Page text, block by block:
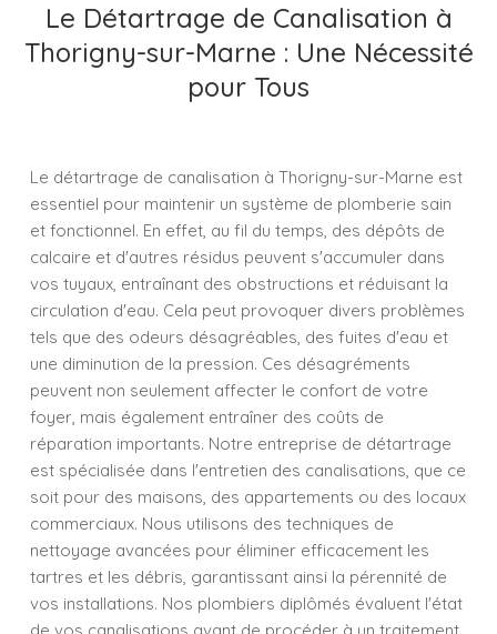
Le Détartrage de Canalisation à
Thorigny-sur-Marne : Une Nécessité
pour Tous
Le détartrage de canalisation à Thorigny-sur-Marne est
essentiel pour maintenir un système de plomberie sain
et fonctionnel. En effet, au fil du temps, des dépôts de
calcaire et d'autres résidus peuvent s'accumuler dans
vos tuyaux, entraînant des obstructions et réduisant la
circulation d'eau. Cela peut provoquer divers problèmes
tels que des odeurs désagréables, des fuites d'eau et
une diminution de la pression. Ces désagréments
peuvent non seulement affecter le confort de votre
foyer, mais également entraîner des coûts de
réparation importants. Notre entreprise de détartrage
est spécialisée dans l'entretien des canalisations, que ce
soit pour des maisons, des appartements ou des locaux
commerciaux. Nous utilisons des techniques de
nettoyage avancées pour éliminer efficacement les
tartres et les débris, garantissant ainsi la pérennité de
vos installations. Nos plombiers diplômés évaluent l'état